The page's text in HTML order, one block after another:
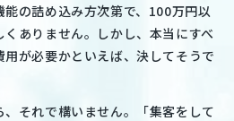
の詰め込み方次第で、100万円以
くありません。しかし、本当にすべ
が必要かといえば、決してそうで
、それで構いません。「集客をして